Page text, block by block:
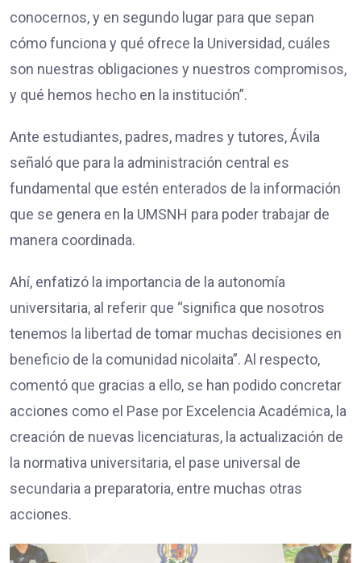
conocernos, y en segundo lugar para que sepan
cómo funciona y qué ofrece la Universidad, cuáles
son nuestras obligaciones y nuestros compromisos,
y qué hemos hecho en la institución”.
Ante estudiantes, padres, madres y tutores, Ávila
señaló que para la administración central es
fundamental que estén enterados de la información
que se genera en la UMSNH para poder trabajar de
manera coordinada.
Ahí, enfatizó la importancia de la autonomía
universitaria, al referir que “significa que nosotros
tenemos la libertad de tomar muchas decisiones en
beneficio de la comunidad nicolaita”. Al respecto,
comentó que gracias a ello, se han podido concretar
acciones como el Pase por Excelencia Académica, la
creación de nuevas licenciaturas, la actualización de
la normativa universitaria, el pase universal de
secundaria a preparatoria, entre muchas otras
acciones.